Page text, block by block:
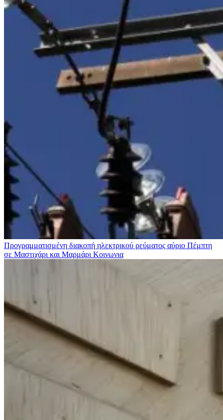
Προγραμματισμένη διακοπή ηλεκτρικού ρεύματος αύριο Πέμπτη
σε Μαστιχάρι και Μαρμάρι Κοινωνια